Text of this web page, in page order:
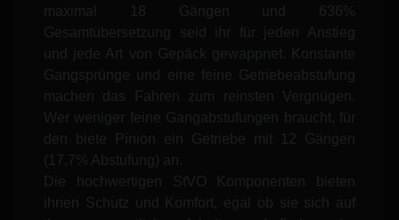
maximal 18 Gängen und 636%
Gesamtübersetzung seid ihr für jeden Anstieg
und jede Art von Gepäck gewappnet. Konstante
Gangsprünge und eine feine Getriebeabstufung
machen das Fahren zum reinsten Vergnügen.
Wer weniger feine Gangabstufungen braucht, für
den biete Pinion ein Getriebe mit 12 Gängen
(17,7% Abstufung) an.
Die hochwertigen StVO Komponenten bieten
ihnen Schutz und Komfort, egal ob sie sich auf